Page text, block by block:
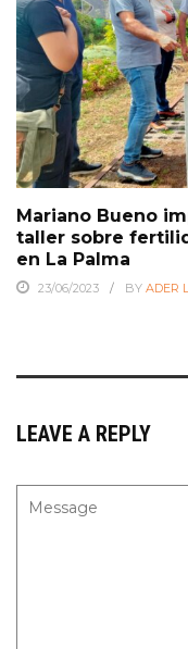
Mariano Bueno
taller sobre
en La Palma
23/06/2023 BY ADER
LEAVE A REPLY